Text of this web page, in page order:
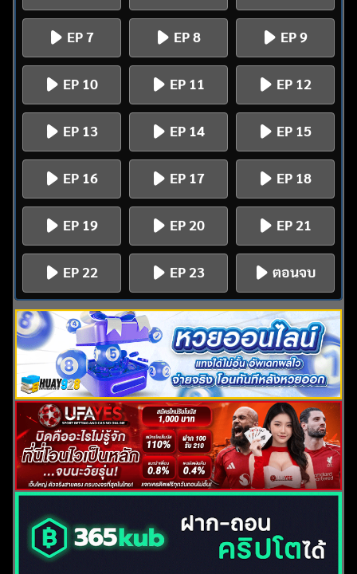
EP 7 EP 8 EP 9
EP 10 EP 11 EP 12
EP 13 EP 14 EP 15
EP 16 EP 17 EP 18
EP 19 EP 20 EP 21
EP 22 EP 23 ตอนจบ